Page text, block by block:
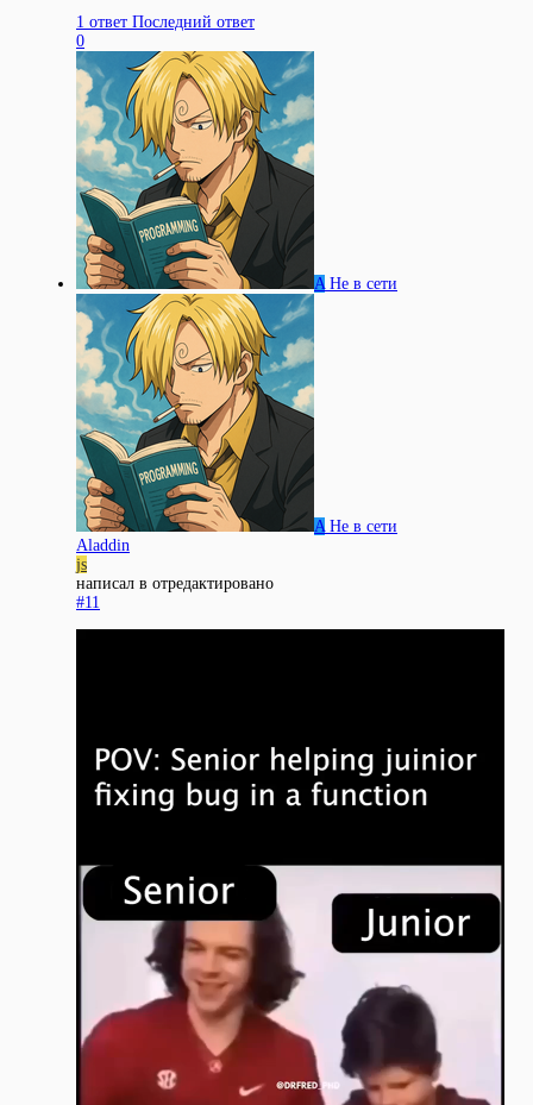
1 ответ Последний ответ
0
A Не в сети
A Не в сети
Aladdin
js
написал в отредактировано
#11